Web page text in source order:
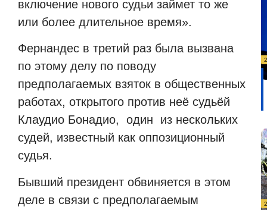
включение нового судьи займет то же
или более длительное время».
Фернандес в третий раз была вызвана
по этому делу по поводу
предполагаемых взяток в общественных
работах, открытого против неё судьёй
Клаудио Бонадио,
один
из нескольких
судей, известный как оппозиционный
судья.
Бывший президент обвиняется в этом
деле в связи с предполагаемым